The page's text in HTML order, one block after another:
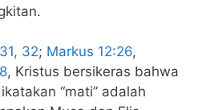
32; Markus 12:26,
, Kristus bersikeras bahwa
“mati” adalah